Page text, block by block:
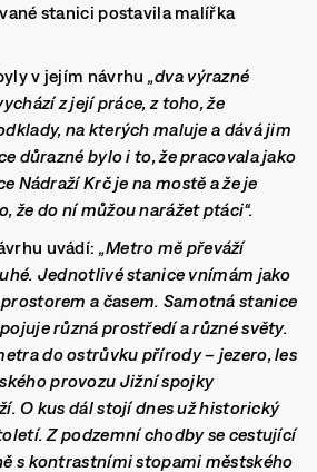
stanici postavila malířka
v jejím návrhu „dva výrazné
z její práce, z toho, že
na kterých maluje a dává jim
důrazné bylo i to, že pracovala jako
Nádraží Krč je na mostě a že je
že do ní můžou narážet ptáci“.
uvádí: „Metro mě převáží
Jednotlivé stanice vnímám jako
a časem. Samotná stanice
různá prostředí a různé světy.
do ostrůvku přírody – jezero, les
provozu Jižní spojky
O kus dál stojí dnes už historický
Z podzemní chodby se cestující
s kontrastními stopami městského